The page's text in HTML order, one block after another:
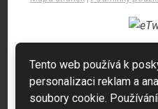
Tento web používá k
personalizaci reklam a
soubory cookie.